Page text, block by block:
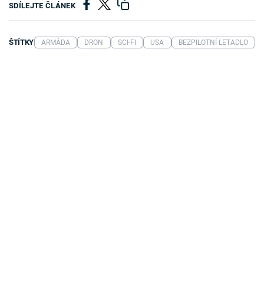
SDÍLEJTE ČLÁNEK
ŠTÍTKY ARMÁDA DRON SCI-FI USA BEZPILOTNÍ LETADLO